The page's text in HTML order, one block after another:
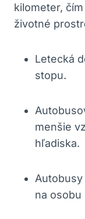
kilometer,
životné
Letecká
stopu.
menšie
hľadiska.
na osobu